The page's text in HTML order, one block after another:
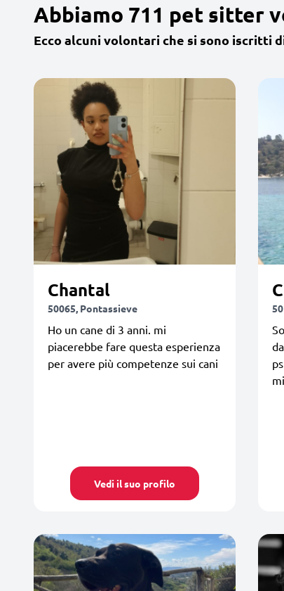
Abbiamo 711 pet sitter
Ecco alcuni volontari che si sono iscritti
Chantal
50065, Pontassieve
Ho un cane di 3 anni. mi
piacerebbe fare questa esperienza
per avere più competenze sui cani
Vedi il suo profilo